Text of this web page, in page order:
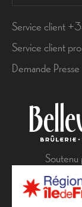
Service client
Service client
Demande Presse
Soutenu